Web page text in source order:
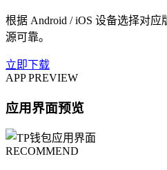
根据 Android / iOS 设备选择对
源可靠。
立即下载
APP PREVIEW
应用界面预览
RECOMMEND